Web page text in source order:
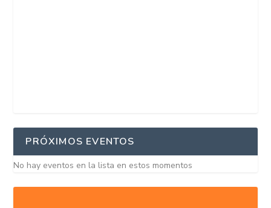
PRÓXIMOS EVENTOS
No hay eventos en la lista en estos momentos